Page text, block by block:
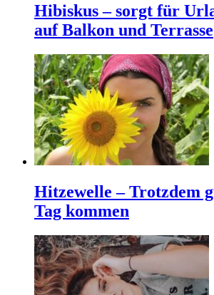
Hibiskus – sorgt für
auf Balkon und Terrasse
Hitzewelle – Trotzdem
Tag kommen